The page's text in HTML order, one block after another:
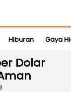
Hiburan Gaya
Dolar